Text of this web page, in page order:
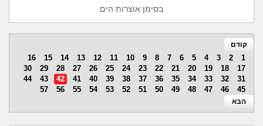
בסימן אוצרות הים
קודם
1
2
3
4
5
6
7
8
9
10
11
12
13
14
15
16
17
18
19
20
21
22
23
24
25
26
27
28
29
30
31
32
33
34
35
36
37
38
39
40
41
42
43
44
45
46
47
48
49
50
51
52
53
54
55
56
57
הבא